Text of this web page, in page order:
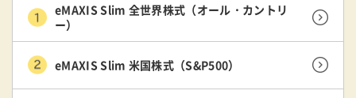
eMAXIS Slim 全世界株式（オール・カントリ
ー）
eMAXIS Slim 米国株式（S&P500）